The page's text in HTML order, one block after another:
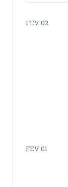
FEV 02
FEV 01